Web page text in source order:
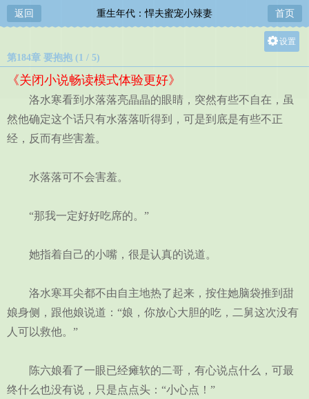
返回 重生年代：悍夫蜜宠小辣妻 首页
设置
中
小
第184章 要抱抱 (1 / 5)
《关闭小说畅读模式体验更好》
洛水寒看到水落落亮晶晶的眼睛，突然有些不自在，虽
然他确定这个话只有水落落听得到，可是到底是有些不正
经，反而有些害羞。
水落落可不会害羞。
“那我一定好好吃席的。”
她指着自己的小嘴，很是认真的说道。
洛水寒耳尖都不由自主地热了起来，按住她脑袋推到甜
娘身侧，跟他娘说道：“娘，你放心大胆的吃，二舅这次没有
人可以救他。”
陈六娘看了一眼已经瘫软的二哥，有心说点什么，可最
终什么也没有说，只是点点头：“小心点！”